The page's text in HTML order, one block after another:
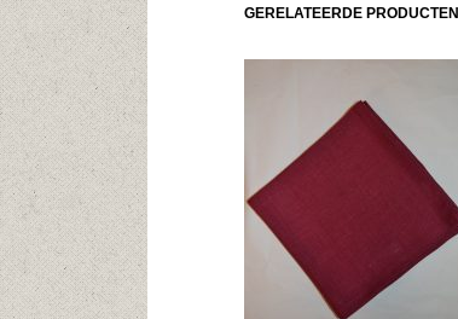
GERELATEERDE PRODUCTEN